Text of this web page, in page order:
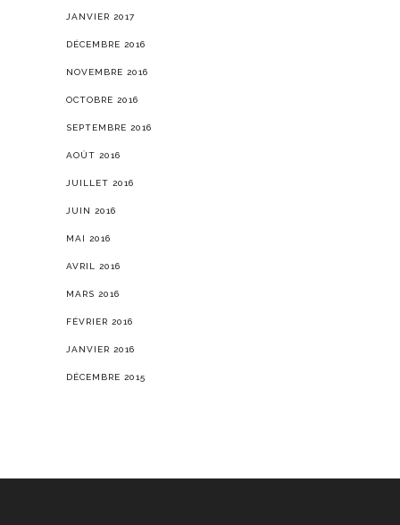
JANVIER 2017
DÉCEMBRE 2016
NOVEMBRE 2016
OCTOBRE 2016
SEPTEMBRE 2016
AOÛT 2016
JUILLET 2016
JUIN 2016
MAI 2016
AVRIL 2016
MARS 2016
FÉVRIER 2016
JANVIER 2016
DÉCEMBRE 2015